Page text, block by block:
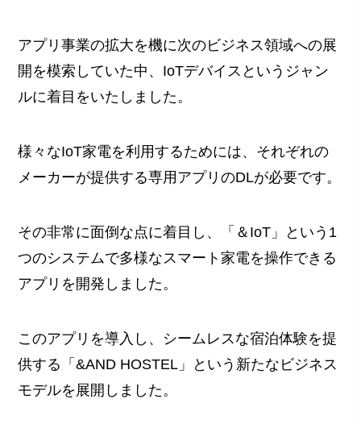
アプリ事業の拡大を機に次のビジネス領域への展
開を模索していた中、IoTデバイスというジャン
ルに着目をいたしました。
様々なIoT家電を利用するためには、それぞれの
メーカーが提供する専用アプリのDLが必要です。
その非常に面倒な点に着目し、「＆IoT」という1
つのシステムで多様なスマート家電を操作できる
アプリを開発しました。
このアプリを導入し、シームレスな宿泊体験を提
供する「&AND HOSTEL」という新たなビジネス
モデルを展開しました。